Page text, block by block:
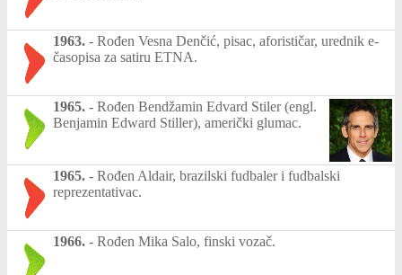
1963. - Rođen Vesna Denčić, pisac, aforističar, urednik e-
časopisa za satiru ETNA.
1965. - Rođen Bendžamin Edvard Stiler (engl.
Benjamin Edward Stiller), američki glumac.
1965. - Rođen Aldair, brazilski fudbaler i fudbalski
reprezentativac.
1966. - Rođen Mika Salo, finski vozač.